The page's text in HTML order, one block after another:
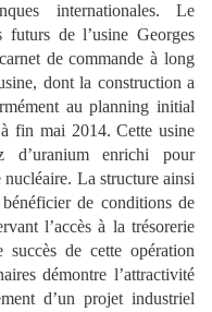
internationales. Le
futurs de l’usine Georges
de commande à long
dont la construction a
auplanning initial
fin mai 2014. Cette usine
d’uranium enrichi pour
La structure ainsi
de conditions de
l’accès à la trésorerie
succèsde cette opération
démontre l’attractivité
d’un projet industriel